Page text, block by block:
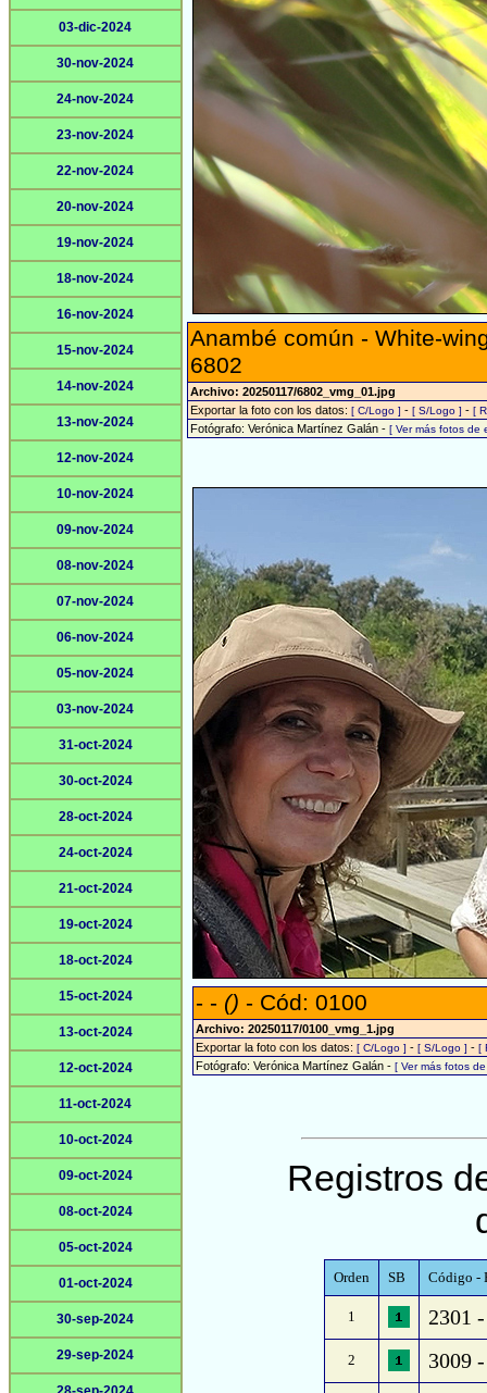
03-dic-2024
30-nov-2024
24-nov-2024
23-nov-2024
22-nov-2024
20-nov-2024
19-nov-2024
18-nov-2024
16-nov-2024
15-nov-2024
14-nov-2024
13-nov-2024
12-nov-2024
10-nov-2024
09-nov-2024
08-nov-2024
07-nov-2024
06-nov-2024
05-nov-2024
03-nov-2024
31-oct-2024
30-oct-2024
28-oct-2024
24-oct-2024
21-oct-2024
19-oct-2024
18-oct-2024
15-oct-2024
13-oct-2024
12-oct-2024
11-oct-2024
10-oct-2024
09-oct-2024
08-oct-2024
05-oct-2024
01-oct-2024
30-sep-2024
29-sep-2024
Anambé común - White-
6802
Archivo: 20250117/6802_vmg_01.jpg
Exportar la foto con los datos: [ C/Logo ] - [ S/Logo ] - [
Fotógrafo: Verónica Martínez Galán - [ Ver más fotos de
- - () - Cód: 0100
Archivo: 20250117/0100_vmg_1.jpg
Exportar la foto con los datos: [ C/Logo ] - [ S/Logo ] - [
Fotógrafo: Verónica Martínez Galán - [ Ver más fotos
Registros
Orden SB Código -
1 2301
2
3009